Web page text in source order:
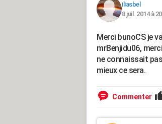
iliasbel
8 juil. 2014 à
Merci bunoCS je
mrBenjidu06,
ne connaissait
mieux ce sera.
Commenter